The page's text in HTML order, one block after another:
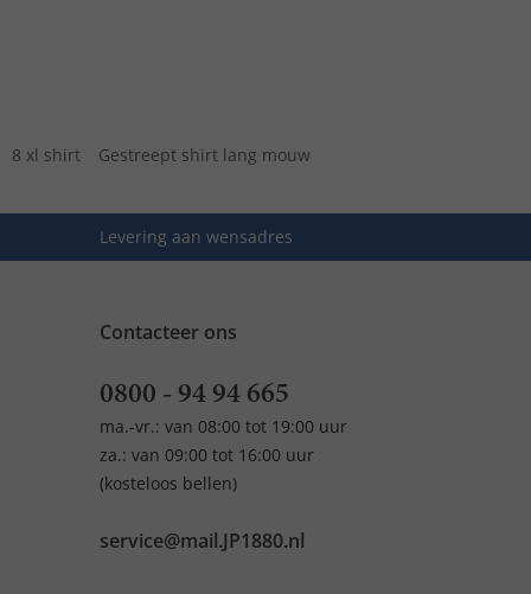
8 xl shirt Gestreept shirt lang mouw
Levering aan wensadres
Contacteer ons
0800 - 94 94 665
ma.-vr.: van 08:00 tot 19:00 uur
za.: van 09:00 tot 16:00 uur
(kosteloos bellen)
service@mail.JP1880.nl